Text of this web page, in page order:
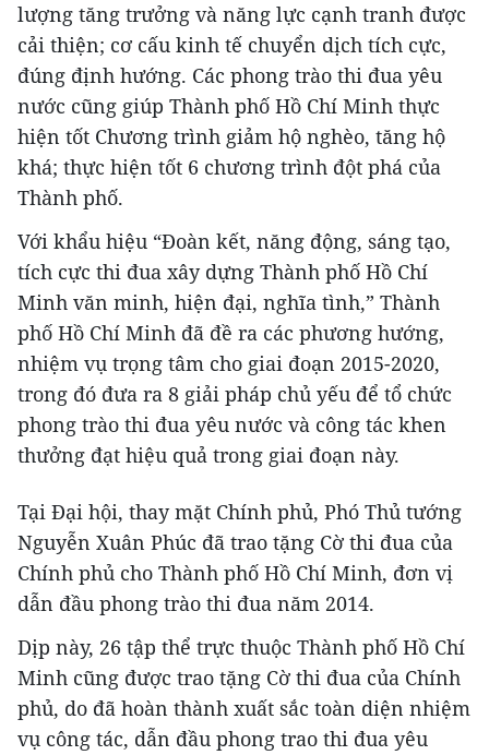
lượng tăng trưởng và năng lực cạnh tranh được
cải thiện; cơ cấu kinh tế chuyển dịch tích cực,
đúng định hướng. Các phong trào thi đua yêu
nước cũng giúp Thành phố Hồ Chí Minh thực
hiện tốt Chương trình giảm hộ nghèo, tăng hộ
khá; thực hiện tốt 6 chương trình đột phá của
Thành phố.
Với khẩu hiệu “Đoàn kết, năng động, sáng tạo,
tích cực thi đua xây dựng Thành phố Hồ Chí
Minh văn minh, hiện đại, nghĩa tình,” Thành
phố Hồ Chí Minh đã đề ra các phương hướng,
nhiệm vụ trọng tâm cho giai đoạn 2015-2020,
trong đó đưa ra 8 giải pháp chủ yếu để tổ chức
phong trào thi đua yêu nước và công tác khen
thưởng đạt hiệu quả trong giai đoạn này.
Tại Đại hội, thay mặt Chính phủ, Phó Thủ tướng
Nguyễn Xuân Phúc đã trao tặng Cờ thi đua của
Chính phủ cho Thành phố Hồ Chí Minh, đơn vị
dẫn đầu phong trào thi đua năm 2014.
Dịp này, 26 tập thể trực thuộc Thành phố Hồ Chí
Minh cũng được trao tặng Cờ thi đua của Chính
phủ, do đã hoàn thành xuất sắc toàn diện nhiệm
vụ công tác, dẫn đầu phong trao thi đua yêu